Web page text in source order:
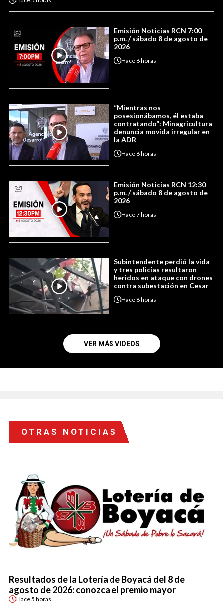
Emisión Noticias RCN 7:00
p.m. / sábado 8 de agosto de
2026
Hace 6 horas
“Mientras nos
posesionábamos, él estaba
contratando”: Minagricultura
denuncia movida irregular en
la ADR
Hace 6 horas
Emisión Noticias RCN 12:30
p.m. / sábado 8 de agosto de
2026
Hace7 horas
Subintendente perdió la vida
y tres policías resultaron
heridos en ataque con drones
contra subestación en Cesar
Hace8 horas
VER MÁS VIDEOS
OTRAS NOTICIAS
Resultados de la Lotería de Boyacá del 8 de
agosto de 2026: conozca el premio mayor
Hace5 horas